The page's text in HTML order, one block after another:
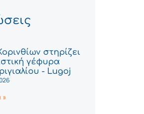
στηρίζει
γέφυρα
- Lugoj
»